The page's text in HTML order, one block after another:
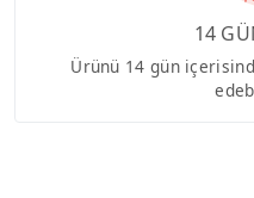
14
Ürünü 14 gün